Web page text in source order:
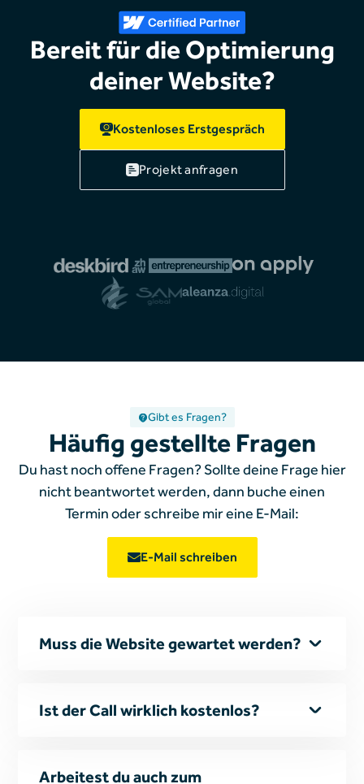
Bereit für die Optimierung
deiner Website?
Kostenloses Erstgespräch
Projekt anfragen
Gibt es Fragen?
Häufig gestellte Fragen
Du hast noch offene Fragen? Sollte deine Frage hier
nicht beantwortet werden, dann buche einen
Termin oder schreibe mireine E-Mail:
E-Mail schreiben
Muss die Website gewartet werden?
ausgeführt.
Für einen kleinen monatlichen
Website auf dem neusten Stand ist. Das läuft
Ist der Call wirklich kostenlos?
bis maximal 30 Minuten Zeit und berate dich.
Arbeitest du auch zum